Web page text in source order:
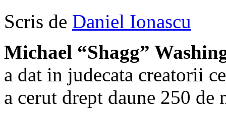
Scris de Daniel Ionascu
Michael “Shagg”
a dat in judecata creatorii
a cerut drept daune 250